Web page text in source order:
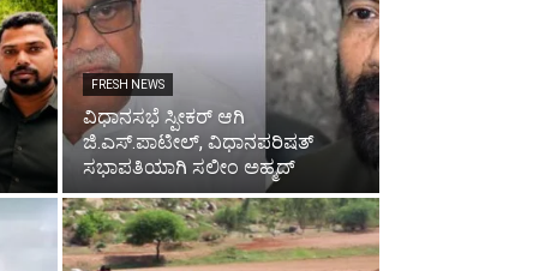
FRESH NEWS
ವಿಧಾನಸಭೆ ಸ್ಪೀಕರ್ ಆಗಿ
ಜಿ.ಎಸ್.ಪಾಟೀಲ್, ವಿಧಾನಪರಿಷತ್
ಸಭಾಪತಿಯಾಗಿ ಸಲೀಂ ಅಹ್ಮದ್‌